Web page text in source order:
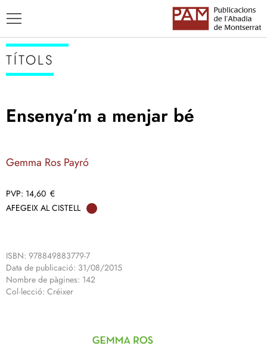
ENSENYAMENT CATALÀ
TÍTOLS
Ensenya’m a menjar bé
Gemma Ros Payró
14,60 €
AFEGEIX AL CISTELL
ISBN: 978849883779-7
Data de publicació: 31/08/2015
Nombre de pàgines: 142
Col·lecció: Créixer